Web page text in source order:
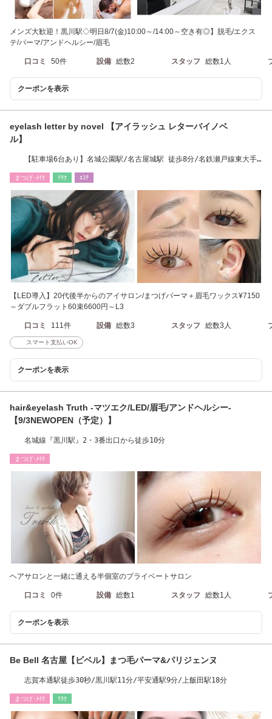
メンズ大歓迎！黒川駅◇明日8/7(金)10:00～/14:00～空き有◎】脱毛/エクス
テ/パーマ/アンドヘルシー/眉毛
口コミ 50件 設備 総数2 スタッフ 総数1人
クーポンを表示
eyelash letter by novel 【アイラッシュ レターバイノベ
ル】
【駐車場6台あり】名城公園駅/名古屋城駅 徒歩8分/名鉄瀬戸線東大手
まつげ･ﾒｲｸ ﾘﾗｸ ｴｽﾃ
【LED導入】20代後半からのアイサロン/まつげパーマ＋眉毛ワックス¥7150
～ダブルフラット60束6600円～L3
口コミ 111件 設備 総数3 スタッフ 総数3人
スマート支払いOK
クーポンを表示
hair&eyelash Truth -マツエク/LED/眉毛/アンドヘルシー-
【9/3NEWOPEN（予定）】
名城線『黒川駅』2・3番出口から徒歩10分
まつげ･ﾒｲｸ
ヘアサロンと一緒に通える半個室のプライベートサロン
口コミ 0件 設備 総数1 スタッフ 総数1人
クーポンを表示
Be Bell 名古屋【ビベル】まつ毛パーマ&パリジェンヌ
志賀本通駅徒歩30秒/黒川駅11分/平安通駅9分/上飯田駅18分
まつげ･ﾒｲｸ ﾘﾗｸ